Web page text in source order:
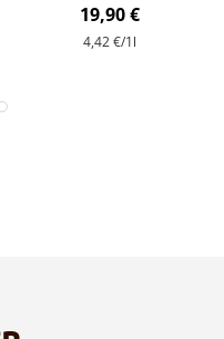
19,90 €
4,42 €/1l